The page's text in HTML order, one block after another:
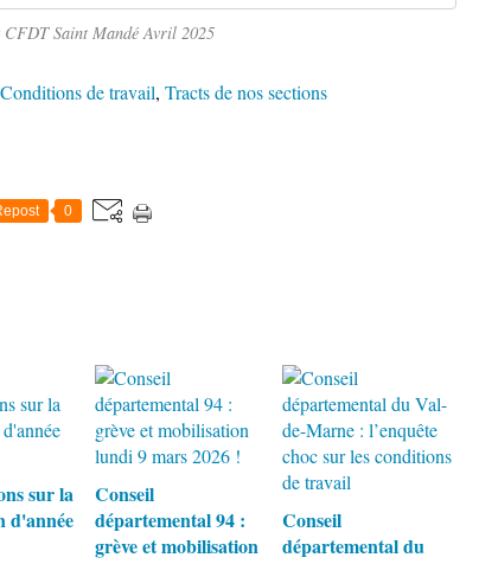
CFDT Saint Mandé Avril 2025
Conditions de travail, Tracts de nos sections
0
sur la
d'année
Conseil
départemental 94 :
grève et mobilisation
Conseil
départemental du